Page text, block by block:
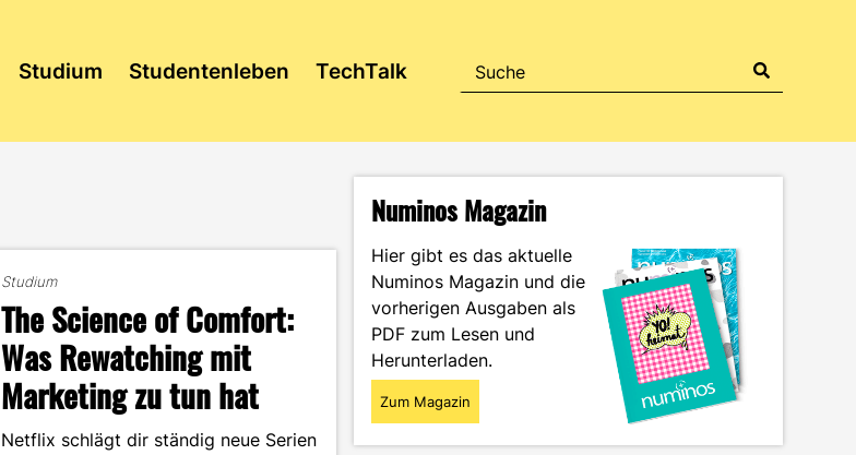
Studium Studentenleben TechTalk
Studium
The Science of Comfort:
Was Rewatching mit
Marketing zu tun hat
Netflix schlägt dir ständig neue Serien
Numinos Magazin
Hier gibt es das aktuelle
Numinos Magazin und die
vorherigen Ausgaben als
PDF zum Lesen und
Herunterladen.
Zum Magazin